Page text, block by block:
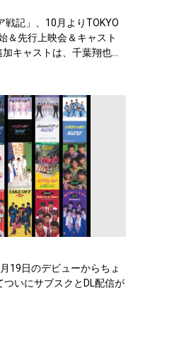
戦記」、10月よりTOKYO
＆先行上映会＆キャスト
キャストは、千葉翔也、
貫竜之介！PV第1弾公
19日のデビューからちょ
ついにサブスクとDL配信が